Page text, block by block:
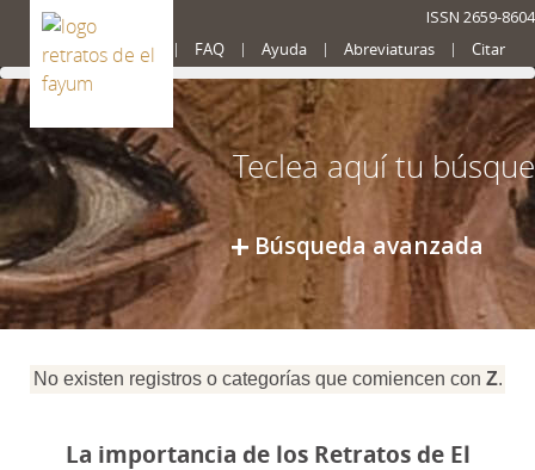
ISSN 2659-8604
Presentación FAQ Ayuda Abreviaturas Citar
Búsqueda avanzada
No existen registros o categorías que comiencen con Z.
La importancia de los Retratos de El